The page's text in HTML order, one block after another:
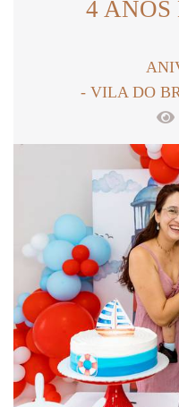
4
VILA DO